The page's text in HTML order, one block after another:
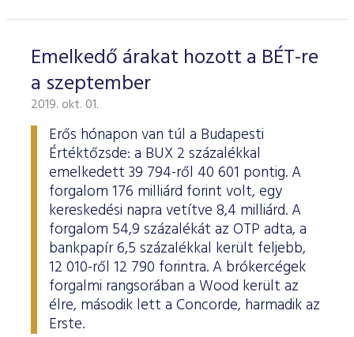
Emelkedő árakat hozott a BÉT-re
a szeptember
2019. okt. 01.
Erős hónapon van túl a Budapesti
Értéktőzsde: a BUX 2 százalékkal
emelkedett 39 794-ről 40 601 pontig. A
forgalom 176 milliárd forint volt, egy
kereskedési napra vetítve 8,4 milliárd. A
forgalom 54,9 százalékát az OTP adta, a
bankpapír 6,5 százalékkal került feljebb,
12 010-ről 12 790 forintra. A brókercégek
forgalmi rangsorában a Wood került az
élre, második lett a Concorde, harmadik az
Erste.